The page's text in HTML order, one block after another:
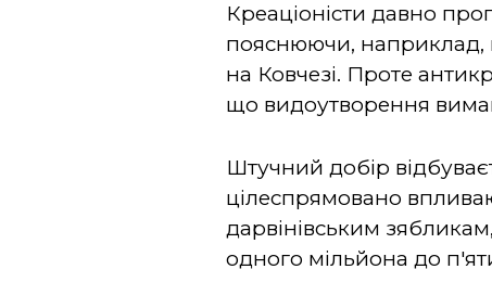
Креаціоністи давно
пояснюючи, наприклад,
на Ковчезі. Проте
що видоутворення
Штучний добір
цілеспрямовано
дарвінівським
одного мільйона до